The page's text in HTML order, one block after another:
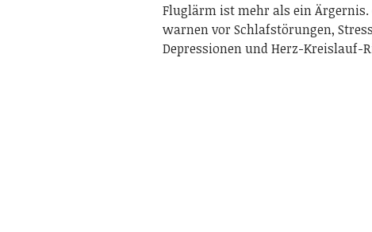
Fluglärm ist mehr als ein Ärgernis.
warnen vor Schlafstörungen,
Depressionen und Herz-Kreislauf-